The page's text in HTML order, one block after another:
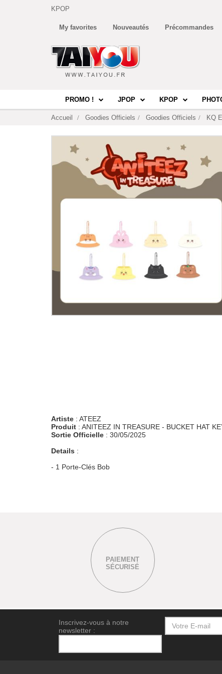
KPOP
My favorites Nouveautés Précommandes
PROMO ! JPOP KPOP
Accueil Goodies Officiels Goodies Officiels KQ
Artiste : ATEEZ
Produit : ANITEEZ IN TREASURE - BUCKET HAT
Sortie Officielle : 30/05/2025
Details :
- 1 Porte-Clés Bob
PAIEMENT
SÉCURISÉ
Inscrivez-vous à notre
newsletter :